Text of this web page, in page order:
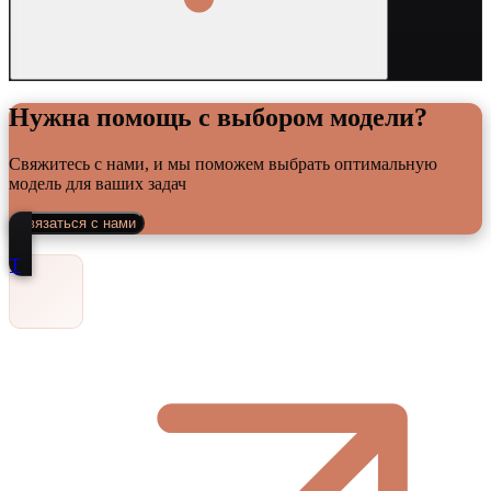
Нужна помощь с выбором модели?
Свяжитесь с нами, и мы поможем выбрать оптимальную
модель для ваших задач
Связаться с нами
Т